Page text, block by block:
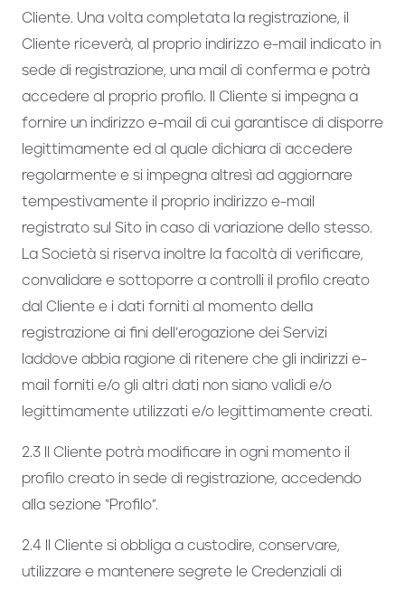
Cliente. Una volta completata la registrazione, il
Cliente riceverà, al proprio indirizzo e-mail indicato in
sede di registrazione, una mail di conferma e potrà
accedere al proprio profilo. Il Cliente si impegna a
fornire un indirizzo e-mail di cui garantisce di disporre
legittimamente ed al quale dichiara di accedere
regolarmente e si impegna altresì ad aggiornare
tempestivamente il proprio indirizzo e-mail
registrato sul Sito in caso di variazione dello stesso.
La Società si riserva inoltre la facoltà di verificare,
convalidare e sottoporre a controlli il profilo creato
dal Cliente e i dati forniti al momento della
registrazione ai fini dell’erogazione dei Servizi
laddove abbia ragione di ritenere che gli indirizzi e-
mail forniti e/o gli altri dati non siano validi e/o
legittimamente utilizzati e/o legittimamente creati.
2.3 Il Cliente potrà modificare in ogni momento il
profilo creato in sede di registrazione, accedendo
alla sezione “Profilo”.
2.4 Il Cliente si obbliga a custodire, conservare,
utilizzare e mantenere segrete le Credenziali di